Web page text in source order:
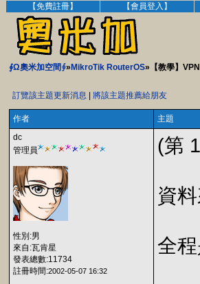
【免費註冊】 【會員登入】
∮Ω奧米加空間∮» MikroTik RouterOS»【教學】
訂覽該主題更新消息 將該主題推薦給朋友
作者
主題
dc
管理員
性別:男
來自:瓦肯星
發表總數:11734
註冊時間:2002-05-07 16:32
(第
資料
全